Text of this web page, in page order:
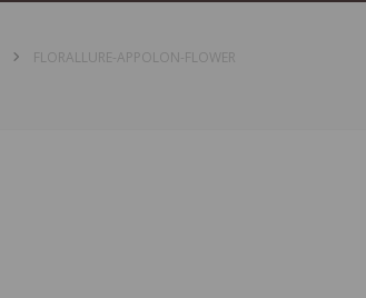
FLORALLURE-APPOLON-FLOWER